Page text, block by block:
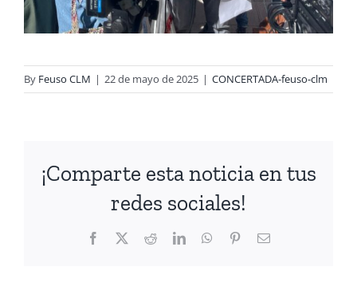
By Feuso CLM | 22 de mayo de 2025 | CONCERTADA-feuso-clm
¡Comparte esta noticia en tus
redes sociales!
Facebook RedditLinkedInWhatsApp
PinterestEmail